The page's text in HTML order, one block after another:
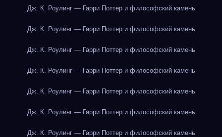
Дж. К. Роулинг — Гарри Поттер и философский камень
Дж. К. Роулинг — Гарри Поттер и философский камень
Дж. К. Роулинг — Гарри Поттер и философский камень
Дж. К. Роулинг — Гарри Поттер и философский камень
Дж. К. Роулинг — Гарри Поттер и философский камень
Дж. К. Роулинг — Гарри Поттер и философский камень
Дж. К. Роулинг — Гарри Поттер и философский камень